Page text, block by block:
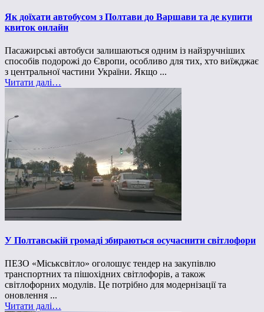
Як доїхати автобусом з Полтави до Варшави та де купити
квиток онлайн
Пасажирські автобуси залишаються одним із найзручніших
способів подорожі до Європи, особливо для тих, хто виїжджає
з центральної частини України. Якщо ...
Читати далі…
У Полтавській громаді збираються осучаснити світлофори
ПЕЗО «Міськсвітло» оголошує тендер на закупівлю
транспортних та пішохідних світлофорів, а також
світлофорних модулів. Це потрібно для модернізації та
оновлення ...
Читати далі…